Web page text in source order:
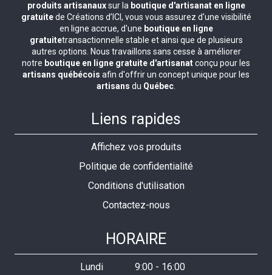
produits artisanauxsur la boutique d'artisanat en ligne
gratuitede Créations d’ICI, vous vous assurez d'une visibilité
en ligne accrue, d'une boutique en ligne
gratuitetransactionnelle stable et ainsi que de plusieurs
autres options. Nous travaillons sans cesse à améliorer
notre boutique en ligne gratuite d'artisanatconçu pour les
artisans québécois afin d'offrir un concept unique pour les
artisans du Québec
Liens rapides
Affichez vos produits
Politique de confidentialité
Conditions d'utilisation
Contactez-nous
HORAIRE
Lundi 9:00- 16:00